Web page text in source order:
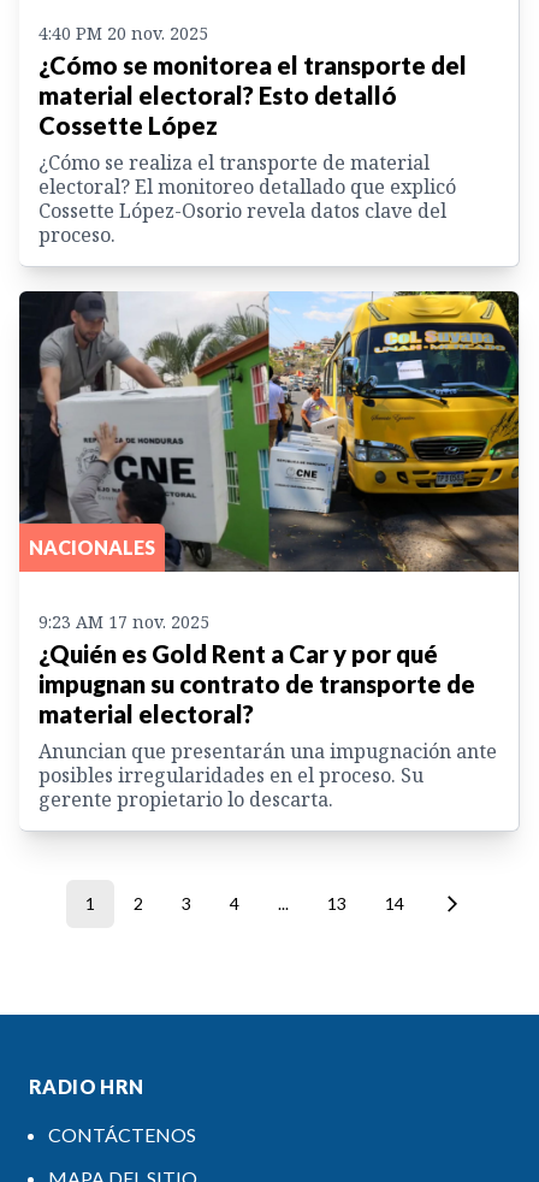
4:40 PM 20 nov. 2025
¿Cómo se monitorea el transporte del
material electoral? Esto detalló
Cossette López
¿Cómo se realiza el transporte de material
electoral? El monitoreo detallado que explicó
Cossette López-Osorio revela datos clave del
proceso.
NACIONALES
9:23 AM 17 nov. 2025
¿Quién es Gold Rent a Car y por qué
impugnan su contrato de transporte de
material electoral?
Anuncian que presentarán una impugnación ante
posibles irregularidades en el proceso. Su
gerente propietario lo descarta.
1 2 3 4 ... 13 14
RADIO HRN
CONTÁCTENOS